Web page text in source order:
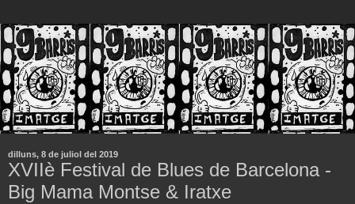
dilluns, 8 de juliol del 2019
XVIIè Festival de Blues de Barcelona -
Big Mama Montse & Iratxe